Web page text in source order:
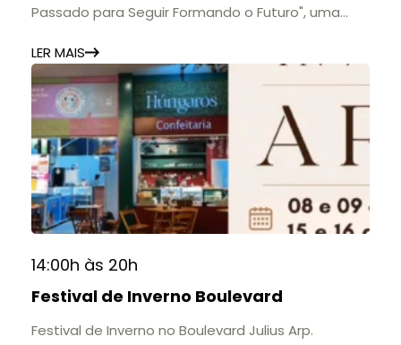
Passado para Seguir Formando o Futuro", uma
importantes instituições de ensino de Nova
Friburgo e do Brasil.
A mostra convida o público a conhecer o legado
do Colégio Anchieta por meio de documentos,
histórias e marcos que evidenciam sua
contribuição para a educação, a cultura e a
formação de gerações.
📍 Casarão Julius Arp
📅 Até 30 de setembro
11h às 17h
🎟️ Entrada gratuita.
LER MAIS
14:00h às 20h
Festival de Inverno Boulevard
Festival de Inverno no Boulevard Julius Arp.